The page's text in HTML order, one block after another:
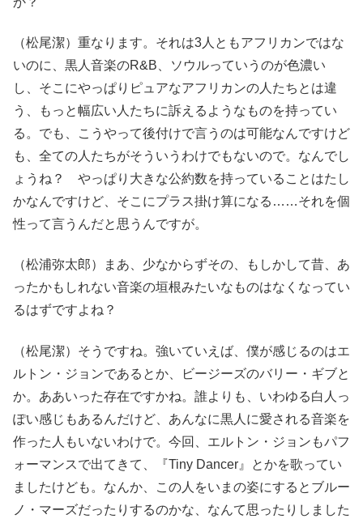
（松尾潔）重なります。それは3人ともアフリカンではな
いのに、黒人音楽のR&B、ソウルっていうのが色濃い
し、そこにやっぱりピュアなアフリカンの人たちとは違
う、もっと幅広い人たちに訴えるようなものを持ってい
る。でも、こうやって後付けで言うのは可能なんですけど
も、全ての人たちがそういうわけでもないので。なんでし
ょうね？ やっぱり大きな公約数を持っていることはたし
かなんですけど、そこにプラス掛け算になる……それを個
性って言うんだと思うんですが。
（松浦弥太郎）まあ、少なからずその、もしかして昔、あ
ったかもしれない音楽の垣根みたいなものはなくなってい
るはずですよね？
（松尾潔）そうですね。強いていえば、僕が感じるのはエ
ルトン・ジョンであるとか、ビージーズのバリー・ギブと
か。ああいった存在ですかね。誰よりも、いわゆる白人っ
ぽい感じもあるんだけど、あんなに黒人に愛される音楽を
作った人もいないわけで。今回、エルトン・ジョンもパフ
ォーマンスで出てきて、『Tiny Dancer』とかを歌ってい
ましたけども。なんか、この人をいまの姿にするとブルー
ノ・マーズだったりするのかな、なんて思ったりしました